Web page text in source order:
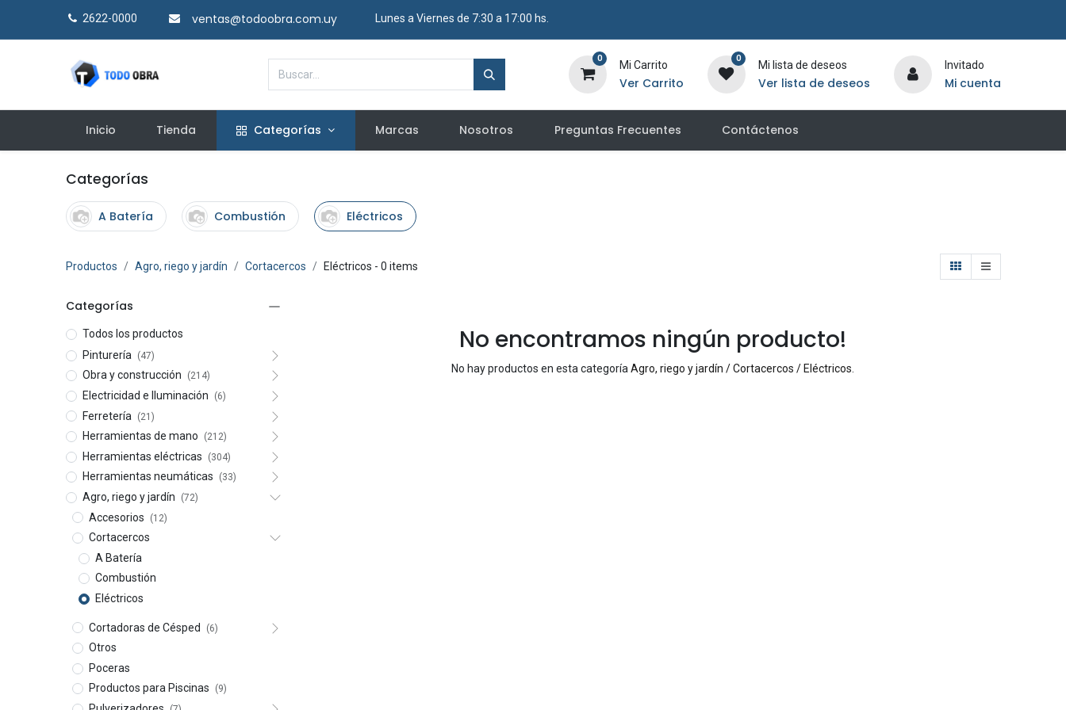
2622-0000​ ventas@todoobra.com.uy ​ Lunes a Viernes de 7:30 a 17:00 hs.
0
Mi Carrito
Ver Carrito
0
Mi lista de deseos
Ver lista de deseos
Invitado
Mi cuenta
Inicio Tienda Categorías Marcas Nosotros Preguntas Frecuentes Contáctenos
Categorías
A Batería Combustión Eléctricos
Productos Agro, riego y jardín Cortacercos Eléctricos - 0 items
Categorías
Todos los productos
Pinturería
(47)
Obra y construcción (214)
Electricidad e Iluminación (6)
Ferretería (21)
Herramientas de mano (212)
Herramientas eléctricas (304)
Herramientas neumáticas (33)
Agro, riego y jardín (72)
Accesorios (12)
Cortacercos
A Batería
Combustión
Eléctricos
Cortadoras de Césped (6)
Otros
Poceras
Productos para Piscinas
(9)
No encontramos ningún producto!
No hay productos en esta categoríaAgro, riego y jardín / Cortacercos / Eléctricos